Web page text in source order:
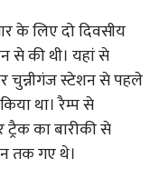
के लिए दो दिवसीय
से की थी। यहां से
चुन्नीगंज स्टेशन से पहले
था। रैम्प से
का बारीकी से
तक गए थे।